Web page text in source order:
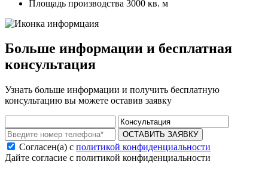
Площадь производства 3000 кв. м
Больше информации и бесплатная
консультация
Узнать больше информации и получить бесплатную
консультацию вы можете оставив заявку
ОСТАВИТЬ ЗАЯВКУ
Согласен(а) с политикой конфиденциальности
Дайте согласие с политикой конфиденциальности